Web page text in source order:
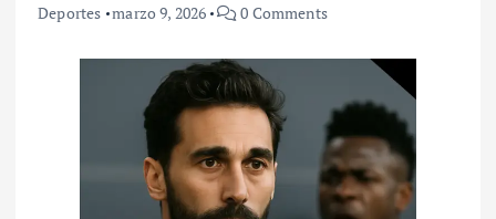
Deportes marzo 9, 2026 0 Comments